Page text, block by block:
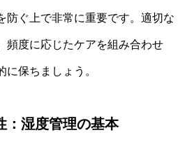
防ぐ上で非常に重要です。適切な
頻度に応じたケアを組み合わせ
保ちましょう。
：湿度管理の基本